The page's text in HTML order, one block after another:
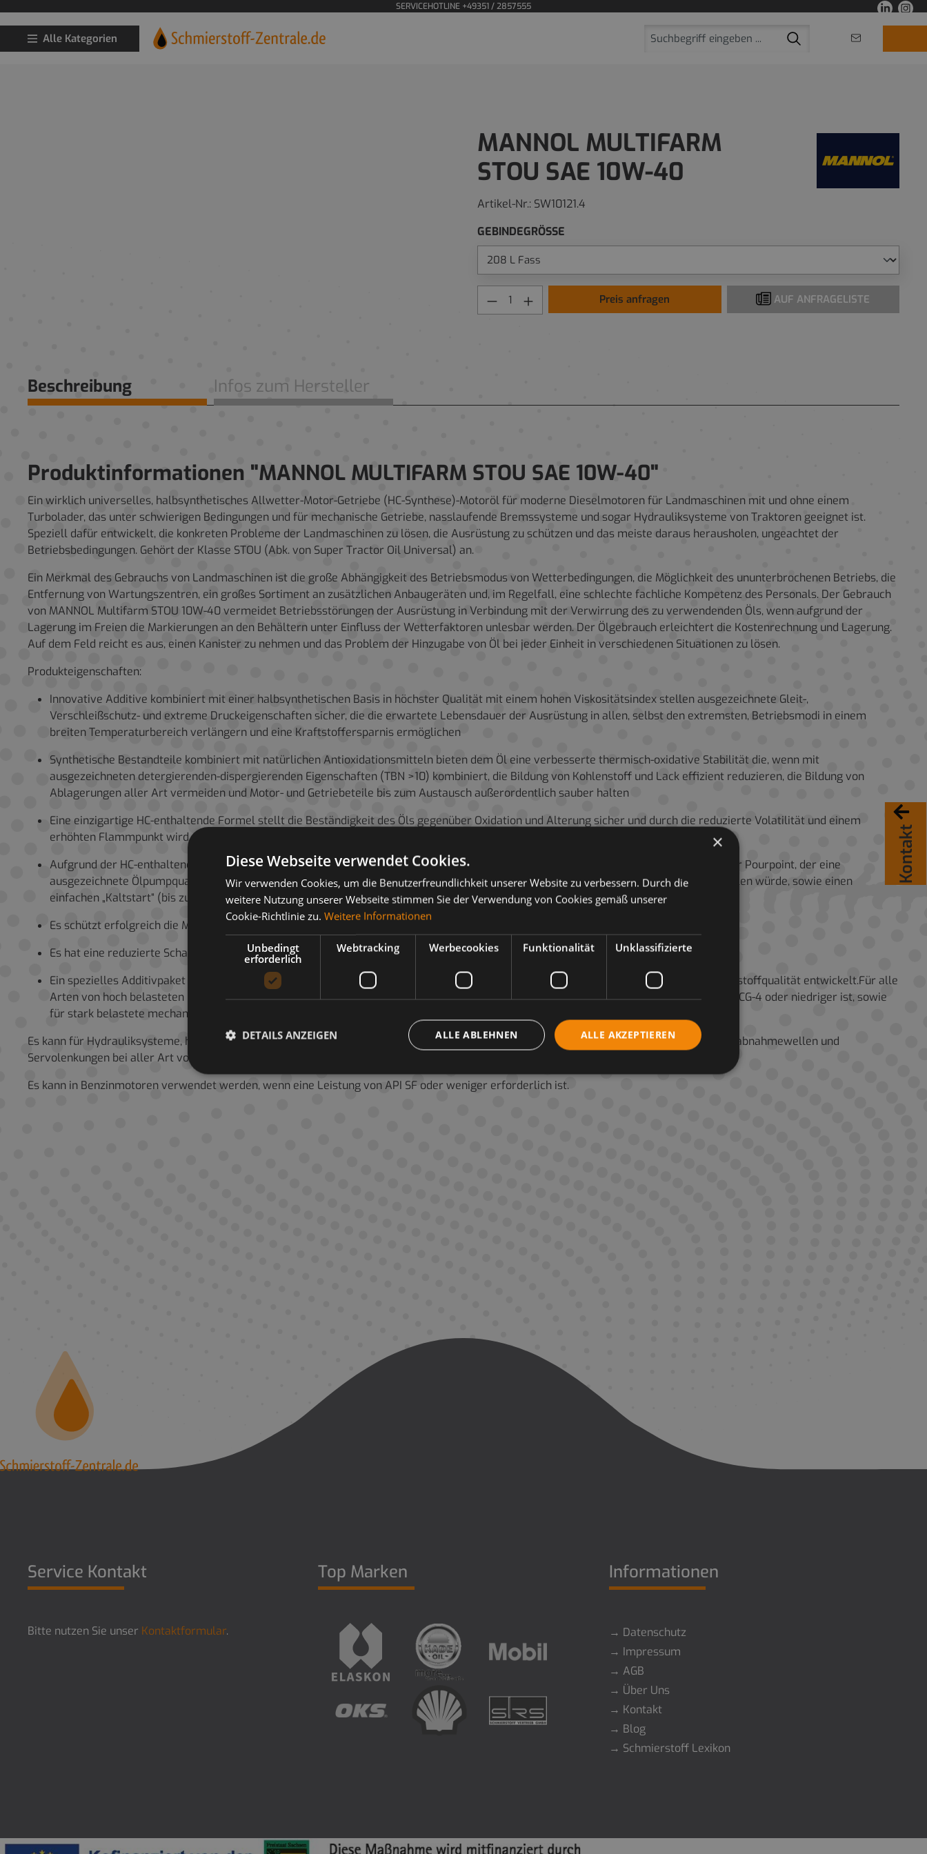
SERVICEHOTLINE +49351 / 2857555
Alle Kategorien
Kontakt
MANNOL MULTIFARM
STOU SAE 10W-40
Artikel-Nr.: SW10121.4
GEBINDEGRÖSSE
Preis anfragen AUF ANFRAGELISTE
Beschreibung Infos zum Hersteller
Produktinformationen "MANNOL MULTIFARM STOU SAE 10W-40"
Ein wirklich universelles, halbsynthetisches Allwetter-Motor-Getriebe (HC-Synthese)-Motoröl für moderne Dieselmotoren für Landmaschinen mit und ohne einem
Turbolader, das unter schwierigen Bedingungen und für mechanische Getriebe, nasslaufende Bremssysteme und sogar Hydrauliksysteme von Traktoren geeignet ist.
Speziell dafür entwickelt, die konkreten Probleme der Landmaschinen zu lösen, die Ausrüstung zu schützen und das meiste daraus herausholen, ungeachtet der
Betriebsbedingungen. Gehört der Klasse STOU (Abk. von Super Tractor Oil Universal) an.
Ein Merkmal des Gebrauchs von Landmaschinen ist die große Abhängigkeit des Betriebsmodus von Wetterbedingungen, die Möglichkeit des ununterbrochenen Betriebs, die
Entfernung von Wartungszentren, ein großes Sortiment an zusätzlichen Anbaugeräten und, im Regelfall, eine schlechte fachliche Kompetenz des Personals. Der Gebrauch
von MANNOL Multifarm STOU 10W-40 vermeidet Betriebsstörungen der Ausrüstung in Verbindung mit der Verwirrung des zu verwendenden Öls, wenn aufgrund der
Lagerung im Freien die Markierungen an den Behältern unter Einfluss der Wetterfaktoren unlesbar werden. Der Ölgebrauch erleichtert die Kostenrechnung und Lagerung.
Auf dem Feld reicht es aus, einen Kanister zu nehmen und das Problem der Hinzugabe von Öl bei jeder Einheit in verschiedenen Situationen zu lösen.
Produkteigenschaften:
Innovative Additive kombiniert mit einer halbsynthetischen Basis in höchster Qualität mit einem hohen Viskositätsindex stellen ausgezeichnete Gleit-,
Verschleißschutz- und extreme Druckeigenschaften sicher, die die erwartete Lebensdauer der Ausrüstung in allen, selbst den extremsten, Betriebsmodi in einem
breiten Temperaturbereich verlängern und eine Kraftstoffersparnis ermöglichen
Synthetische Bestandteile kombiniert mit natürlichen Antioxidationsmitteln bieten dem Öl eine verbesserte thermisch-oxidative Stabilität die, wenn mit
ausgezeichneten detergierenden-dispergierenden Eigenschaften (TBN >10) kombiniert, die Bildung von Kohlenstoff und Lack effizient reduzieren, die Bildung von
Ablagerungen aller Art vermeiden und Motor- und Getriebeteile bis zum Austausch außerordentlich sauber halten
Eine einzigartige HC-enthaltende Formel stellt die Beständigkeit des Öls gegenüber Oxidation und Alterung sicher und durch die reduzierte Volatilität und einem
erhöhten Flammpunkt wird der Ölverbrauch durch „Vergeudung“ reduziert
Aufgrund der HC-enthaltenden Basis hat die optimale Viskosität ausgezeichnete Niedrigtemperatureigenschaften, darunter ein niedriger Pourpoint, der eine
ausgezeichnete Ölpumpqualität und die Startfähigkeit des Motors und der Getriebekomponenten bei niedrigen Temperaturen sicherstellen würde, sowie einen
einfachen „Kaltstart“ (bis zu -30 °С) und eine Reduzierung des Verschleiß beim Anfahren
Es schützt erfolgreich die Motorteile und Getriebe vor aller Art von Korrosion und die Dichtungen vor Säurekorrosion
Es hat eine reduzierte Schaumbildung
Ein spezielles Additivpaket wird unter Berücksichtigung von schwierigen Betriebsbedingungen in Russland sowie bei der niedrigen Kraftstoffqualität entwickelt.Für alle
Arten von hoch belasteten Dieselmotoren bei Landmaschinen bestimmt, bei denen das erforderliche Niveau der Betriebseigenschaften CG-4 oder niedriger ist, sowie
für stark belastete mechanische Getriebe dieser Ausrüstung, für die das erforderliche Niveau der Betriebsbedingungen GL-4 ist
Es kann für Hydrauliksysteme, hydrostatische und mechanische Getriebe, nasslaufende Bremsen und Mehrfach-Scheiben-Kupplungen, Kraftabnahmewellen und
Servolenkungen bei aller Art von Traktorausrüstung verwendet werden.
Es kann in Benzinmotoren verwendet werden, wenn eine Leistung von API SF oder weniger erforderlich ist.
Service Kontakt
Bitte nutzen Sie unser Kontaktformular.
Top Marken Informationen
Datenschutz
Impressum
AGB
Über Uns
Kontakt
Blog
Schmierstoff Lexikon
×
Diese Webseite verwendet Cookies.
Wir verwenden Cookies, um die Benutzerfreundlichkeit unserer Website zu verbessern. Durch die
weitere Nutzung unserer Webseite stimmen Sie der Verwendung von Cookies gemäß unserer
Cookie-Richtlinie zu. Weitere Informationen
Unbedingt
erforderlich
Webtracking Werbecookies Funktionalität Unklassifizierte
ALLE AKZEPTIEREN
ALLE ABLEHNEN
DETAILS ANZEIGEN